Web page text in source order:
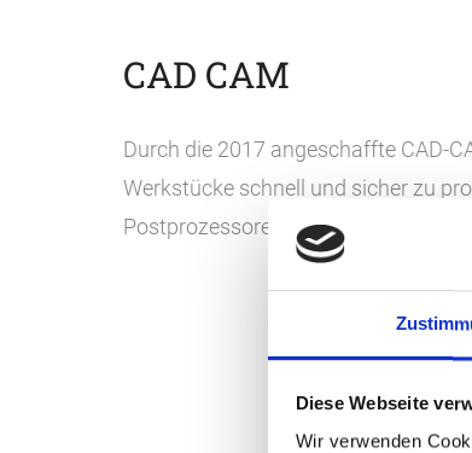
Diese Webseite
Wir verwenden
CAD CAM
Durch die 2017 angeschaffte CAD-
Werkstücke schnell und sicher zu
Postprozessoren programmiert